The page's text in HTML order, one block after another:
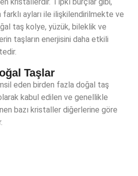
kristallerdir. Tıpkı burçlar gibi,
farklı ayları ile ilişkilendirilmekte ve
taş kolye, yüzük, bileklik ve
taşların enerjisini daha etkili
Taşlar
eden birden fazla doğal taş
kabul edilen ve genellikle
bazı kristaller diğerlerine göre